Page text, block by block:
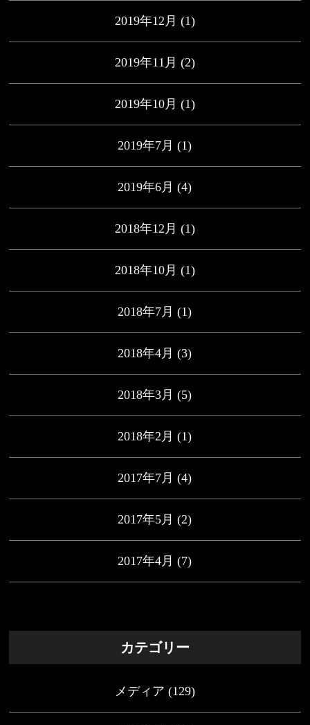
2019年12月 (1)
2019年11月 (2)
2019年10月 (1)
2019年7月 (1)
2019年6月 (4)
2018年12月 (1)
2018年10月 (1)
2018年7月 (1)
2018年4月 (3)
2018年3月 (5)
2018年2月 (1)
2017年7月 (4)
2017年5月 (2)
2017年4月 (7)
カテゴリー
メディア (129)